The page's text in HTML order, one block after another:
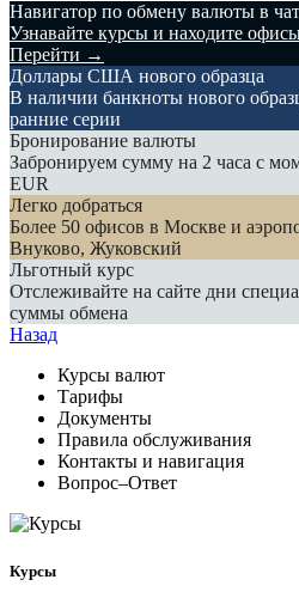
️Навигатор по обмену валюты в
Узнавайте курсы и находите
Перейти →
Доллары США нового образца
В наличии банкноты нового
ранние серии
Бронирование валюты
Забронируем сумму на 2 часа с
EUR
Легко добраться
Более 50 офисов в Москве и
Внуково, Жуковский
Льготный курс
Отслеживайте на сайте дни
суммы обмена
Назад
Курсы валют
Тарифы
Документы
Правила обслуживания
Контакты и навигация
Вопрос–Ответ
Курсы